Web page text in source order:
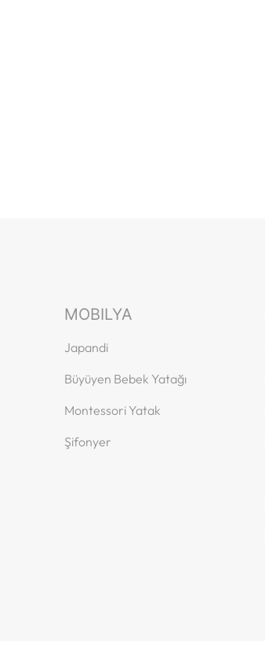
MOBILYA
Japandi
Büyüyen Bebek Yatağı
Montessori Yatak
Şifonyer